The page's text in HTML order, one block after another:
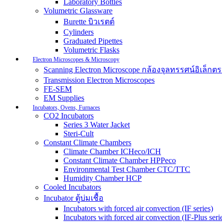
Laboratory Bottles
Volumetric Glassware
Burette บิวเรตต์
Cylinders
Graduated Pipettes
Volumetric Flasks
Electron Microscopes & Microscopy
Scanning Electron Microscope กล้องจุลทรรศน์อิเล็ก
Transmission Electron Microscopes
FE-SEM
EM Supplies
Incubators, Ovens, Furnaces
CO2 Incubators
Series 3 Water Jacket
Steri-Cult
Constant Climate Chambers
Climate Chamber ICHeco/ICH
Constant Climate Chamber HPPeco
Environmental Test Chamber CTC/TTC
Humidity Chamber HCP
Cooled Incubators
Incubator ตู้บ่มเชื้อ
Incubators with forced air convection (IF series)
Incubators with forced air convection (IF-Plus